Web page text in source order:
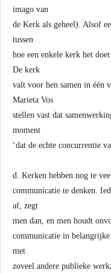
imago van
de Kerk als geheel). Alsof
tussen
hoe een enkele kerk het
De kerk
valt voor hen samen in één
Marieta Vos
stellen vast dat
moment
‘dat de echte concurrentie
d. Kerken hebben nog te
communicatie te denken.
af, zegt
men dan, en men houdt
communicatie in
met
zoveel andere publieke